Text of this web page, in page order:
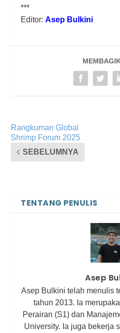
***
Editor:Asep Bulkini
Rangkuman Global
Shrimp Forum 2025
SEBELUMNYA
TENTANG PENULIS
Asep
Asep Bulkini telah menulis
tahun 2013. Ia
Perairan (S1) dan
University. Ia juga bekerja